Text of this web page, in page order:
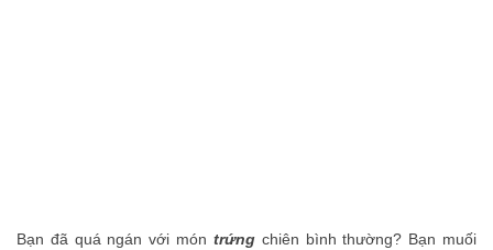
Thái Lan
Bạn đã quá ngán với món trứngchiên bình thường? Bạn muối